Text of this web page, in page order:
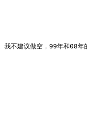
不建议做空，99年和